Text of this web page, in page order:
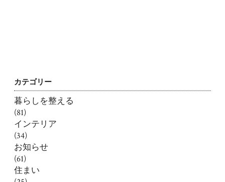
カテゴリー
暮らしを整える
(81)
インテリア
(34)
お知らせ
(61)
住まい